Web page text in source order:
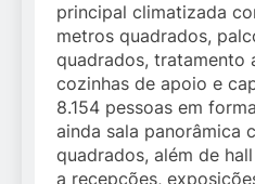
principal climatizada
metros quadrados,
quadrados, tratamento
cozinhas de apoio e
8.154 pessoas em
ainda sala panorâmica
quadrados, além de
a recepções,